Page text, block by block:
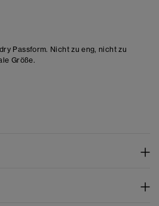
Passform. Nicht zu eng, nicht zu
Größe.